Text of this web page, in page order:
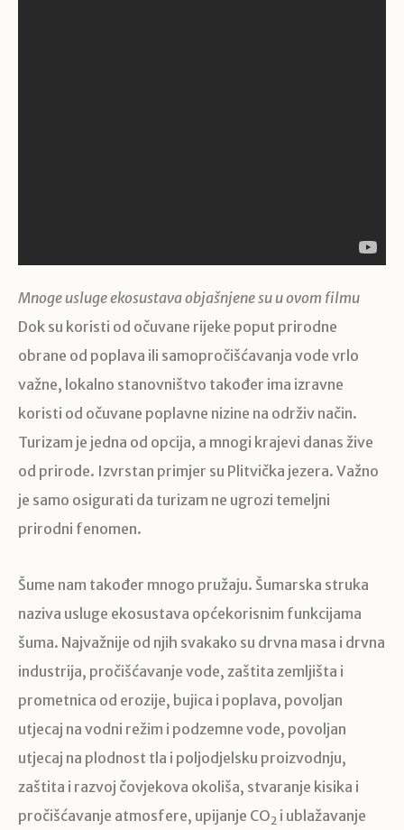
Mnoge usluge ekosustava objašnjene su u ovom filmu
Dok su koristi od očuvane rijeke poput prirodne
obrane od poplava ili samopročišćavanja vode vrlo
važne, lokalno stanovništvo također ima izravne
koristi od očuvane poplavne nizine na održiv način.
Turizam je jedna od opcija, a mnogi krajevi danas žive
od prirode. Izvrstan primjer su Plitvička jezera. Važno
je samo osigurati da turizam ne ugrozi temeljni
prirodni fenomen.
Šume nam također mnogo pružaju. Šumarska struka
naziva usluge ekosustava općekorisnim funkcijama
šuma. Najvažnije od njih svakako su drvna masa i drvna
industrija, pročišćavanje vode, zaštita zemljišta i
prometnica od erozije, bujica i poplava, povoljan
utjecaj na vodni režim i podzemne vode, povoljan
utjecaj na plodnost tla i poljodjelsku proizvodnju,
zaštita i razvoj čovjekova okoliša, stvaranje kisika i
pročišćavanje atmosfere, upijanje CO2 i ublažavanje